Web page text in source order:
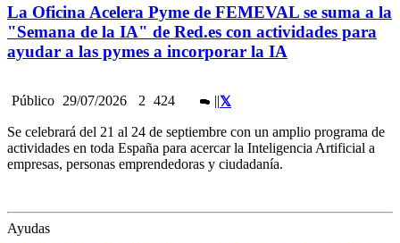
La Oficina Acelera Pyme de FEMEVAL se suma a la
"Semana de la IA" de Red.es con actividades para
ayudar a las pymes a incorporar la IA
Público 29/07/2026 2 424 ||
Se celebrará del 21 al 24 de septiembre con un amplio programa de
actividades en toda España para acercar la Inteligencia Artificial a
empresas, personas emprendedoras y ciudadanía.
Ayudas